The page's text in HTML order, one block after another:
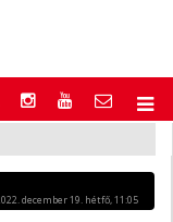
december 19. hétfő, 11:05